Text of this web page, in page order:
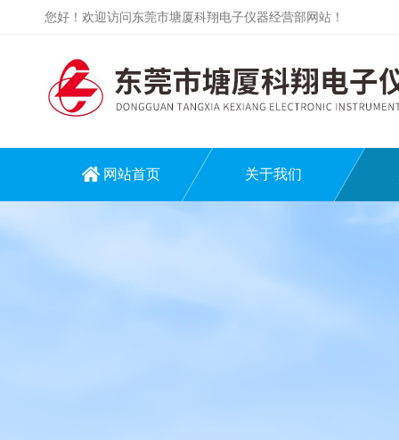
您好！欢迎访问东莞市塘厦科翔电子仪器经营部网站！
网站首页 关于我们